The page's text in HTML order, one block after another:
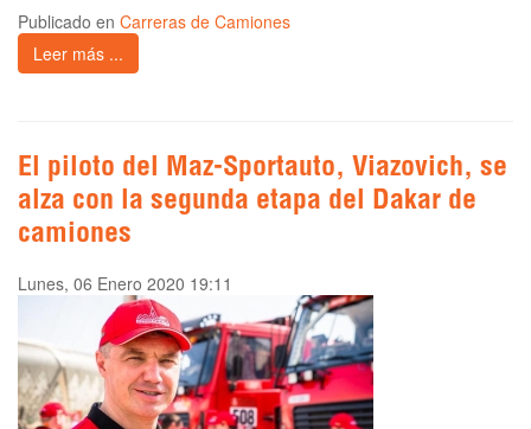
Publicado en Carreras de Camiones
Leer más ...
El piloto del Maz-Sportauto, Viazovich, se
alza con la segunda etapa del Dakar de
camiones
Lunes, 06 Enero 2020 19:11